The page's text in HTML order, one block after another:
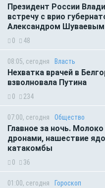
Президент России
встречу с врио
Александром Шуваевым
0 48
08:05, сегодня Власть
Нехватка врачей в
взволновала Путина
0 234
07:00, сегодня Общество
Главное за ночь.
дронами, нашествие
катакомбы
0 36
01:00, сегодня Гороскоп